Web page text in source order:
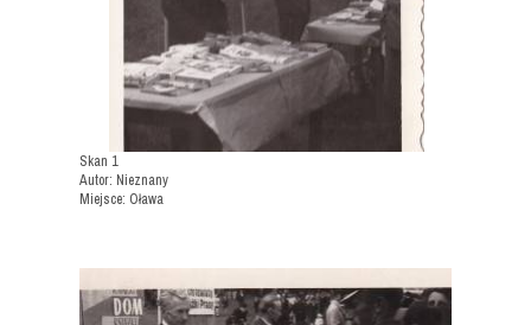
Skan 1
Autor: Nieznany
Miejsce: Oława